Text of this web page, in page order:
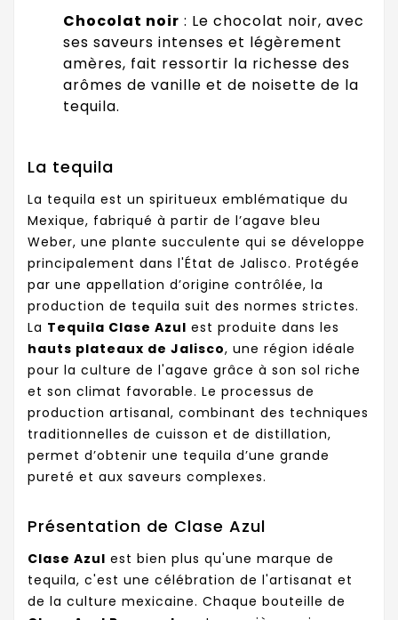
Chocolat noir : Le chocolat noir, avec
ses saveurs intenses et légèrement
amères, fait ressortir la richesse des
arômes de vanille et de noisette de la
tequila.
La tequila
La tequila est un spiritueux emblématique du
Mexique, fabriqué à partir de l’agave bleu
Weber, une plante succulente qui se développe
principalement dans l'État de Jalisco. Protégée
par une appellation d’origine contrôlée, la
production de tequila suit des normes strictes.
La Tequila Clase Azul est produite dans les
hauts plateaux de Jalisco, une région idéale
pour la culture de l'agave grâce à son sol riche
et son climat favorable. Le processus de
production artisanal, combinant des techniques
traditionnelles de cuisson et de distillation,
permet d’obtenir une tequila d’une grande
pureté et aux saveurs complexes.
Présentation de Clase Azul
Clase Azul est bien plus qu'une marque de
tequila, c'est une célébration de l'artisanat et
de la culture mexicaine. Chaque bouteille de